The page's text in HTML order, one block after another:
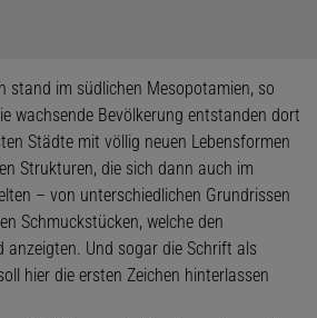
stand im südlichen Mesopotamien, so
wachsende Bevölkerung entstanden dort
Städte mit völlig neuen Lebensformen
Strukturen, die sich dann auch im
– von unterschiedlichen Grundrissen
Schmuckstücken, welche den
anzeigten. Und sogar die Schrift als
hier die ersten Zeichen hinterlassen